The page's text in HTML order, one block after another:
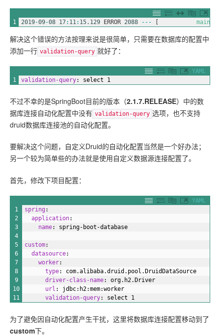
1 2019-09-08 17: 11 : 15.129 ERROR 2088 -- - [ main
解决这个错误的方法按理来说是很简单，只需要在数据库的配置中
添加一行 validation-query 就好了：
YAML
1
validation-query: select 1
不过不幸的是SpringBoot目前的版本（2.1.7.RELEASE）中的数
据库连接自动化配置中没有 validation-query 选项，也不支持
druid数据库连接池的自动化配置。
要解决这个问题，自定义Druid的自动化配置当然是一个好办法；
另一个较为简单些的办法就是使用自定义数据源连接配置了。
首先，修改下项目配置：
YAML
1
2
3
4
5
6
7
8
9
10
11
spring :
application:
name: spring-boot-database
custom:
datasource:
worker:
type: com.alibaba.druid.pool.DruidDataSource
driver-class-name: org.h2.Driver
url : jdbc:h2:mem:worker
validation-query: select 1
为了避免因自动化配置产生干扰，这里将数据库连接配置移动到了
custom下。